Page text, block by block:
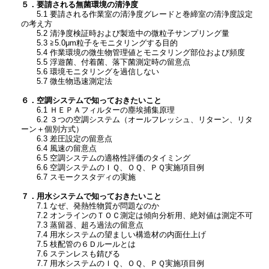
５．要請される無菌環境の清浄度
5.1 要請される作業室の清浄度グレードと巻締室の清浄度設定
の考え方
5.2 清浄度検証時および製造中の微粒子サンプリング量
5.3 ≧5.0μm粒子をモニタリングする目的
5.4 作業環境の微生物管理値とモニタリング部位および頻度
5.5 浮遊菌、付着菌、落下菌測定時の留意点
5.6 環境モニタリングを過信しない
5.7 微生物迅速測定法
６．空調システムで知っておきたいこと
6.1 ＨＥＰＡフィルターの塵埃捕集原理
6.2 ３つの空調システム（オールフレッシュ、リターン、リタ
ーン＋個別方式）
6.3 差圧設定の留意点
6.4 風速の留意点
6.5 空調システムの適格性評価のタイミング
6.6 空調システムのＩＱ、ＯＱ、ＰＱ実施項目例
6.7 スモークスタディの実施
７．用水システムで知っておきたいこと
7.1 なぜ、発熱性物質が問題なのか
7.2 オンラインのＴＯＣ測定は傾向分析用、絶対値は測定不可
7.3 蒸留器、超ろ過法の留意点
7.4 用水システムの望ましい構造材の内面仕上げ
7.5 枝配管の６Ｄルールとは
7.6 ステンレスも錆びる
7.7 用水システムのＩＱ、ＯＱ、ＰＱ実施項目例